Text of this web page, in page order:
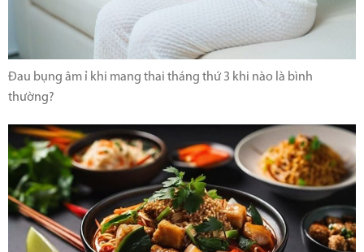
Đau bụng âm ỉ khi mang thai tháng thứ 3 khi nào là bình
thường?